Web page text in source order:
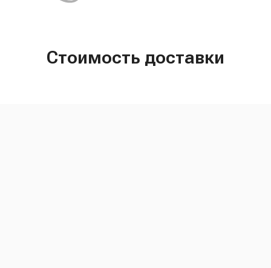
Стоимость доставки